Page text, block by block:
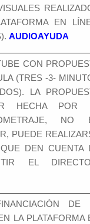
EN
AUDIOAYUDA
CON
(TRES -3-
LA
HECHA POR
NO
PUEDE
DEN CUENTA
EL
DE
LA PLATAFORMA